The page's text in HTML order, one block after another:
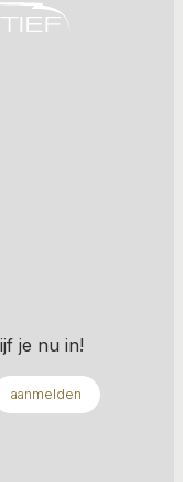
je nu in!
aanmelden